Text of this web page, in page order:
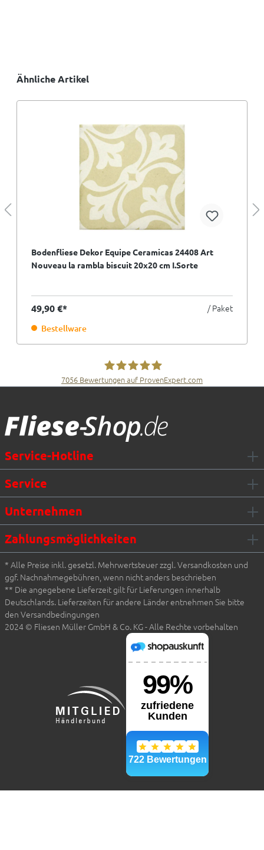
Ähnliche Artikel
Bodenfliese Dekor Equipe Ceramicas 24408 Art
Nouveau la rambla biscuit 20x20 cm I.Sorte
49,90 €* / Paket
Bestellware
7056 Bewertungen auf ProvenExpert.com
Service-Hotline
Service
Unternehmen
Zahlungsmöglichkeiten
* Alle Preise inkl. gesetzl. Mehrwertsteuer zzgl. Versandkosten und
ggf. Nachnahmegebühren, wenn nicht anders beschrieben
** Die angegebene Lieferzeit gilt für Lieferungen innerhalb
Deutschlands. Lieferzeiten für andere Länder entnehmen Sie bitte
den Versandbedingungen
2024 © Fliesen Müller GmbH & Co. KG - Alle Rechte vorbehalten